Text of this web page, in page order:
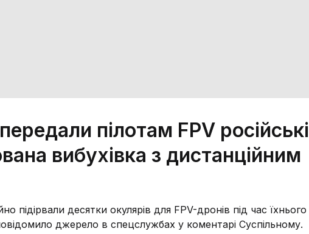
пілотам FPV російські
вибухівка з дистанційним
підірвали десятки окулярів для FPV-дронів під час їхнього
джерело в спецслужбах у коментарі Суспільному.